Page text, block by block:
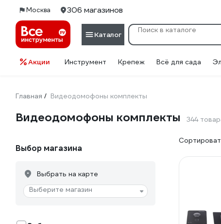
Москва 306 магазинов
Каталог
Акции Инструмент Крепеж Всё для сада
Главная / Видеодомофоны комплекты
Видеодомофоны комплекты 344
Выбор магазина
Выбрать на карте
Выберите магазин